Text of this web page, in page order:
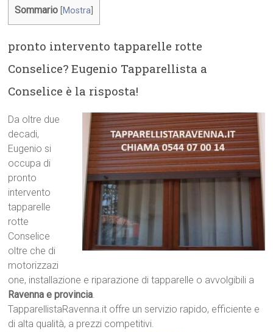
Sommario Mostra
pronto intervento tapparelle rotte
Conselice? Eugenio Tapparellista a
Conselice è la risposta!
Da oltre due
decadi,
Eugenio si
occupa di
pronto
intervento
tapparelle
rotte
Conselice
oltre che di
motorizzazi
one, installazione e riparazione di tapparelle o avvolgibili a
Ravenna e provincia.
TapparellistaRavenna.it offre un servizio rapido, efficiente e
di alta qualità, a prezzi competitivi.